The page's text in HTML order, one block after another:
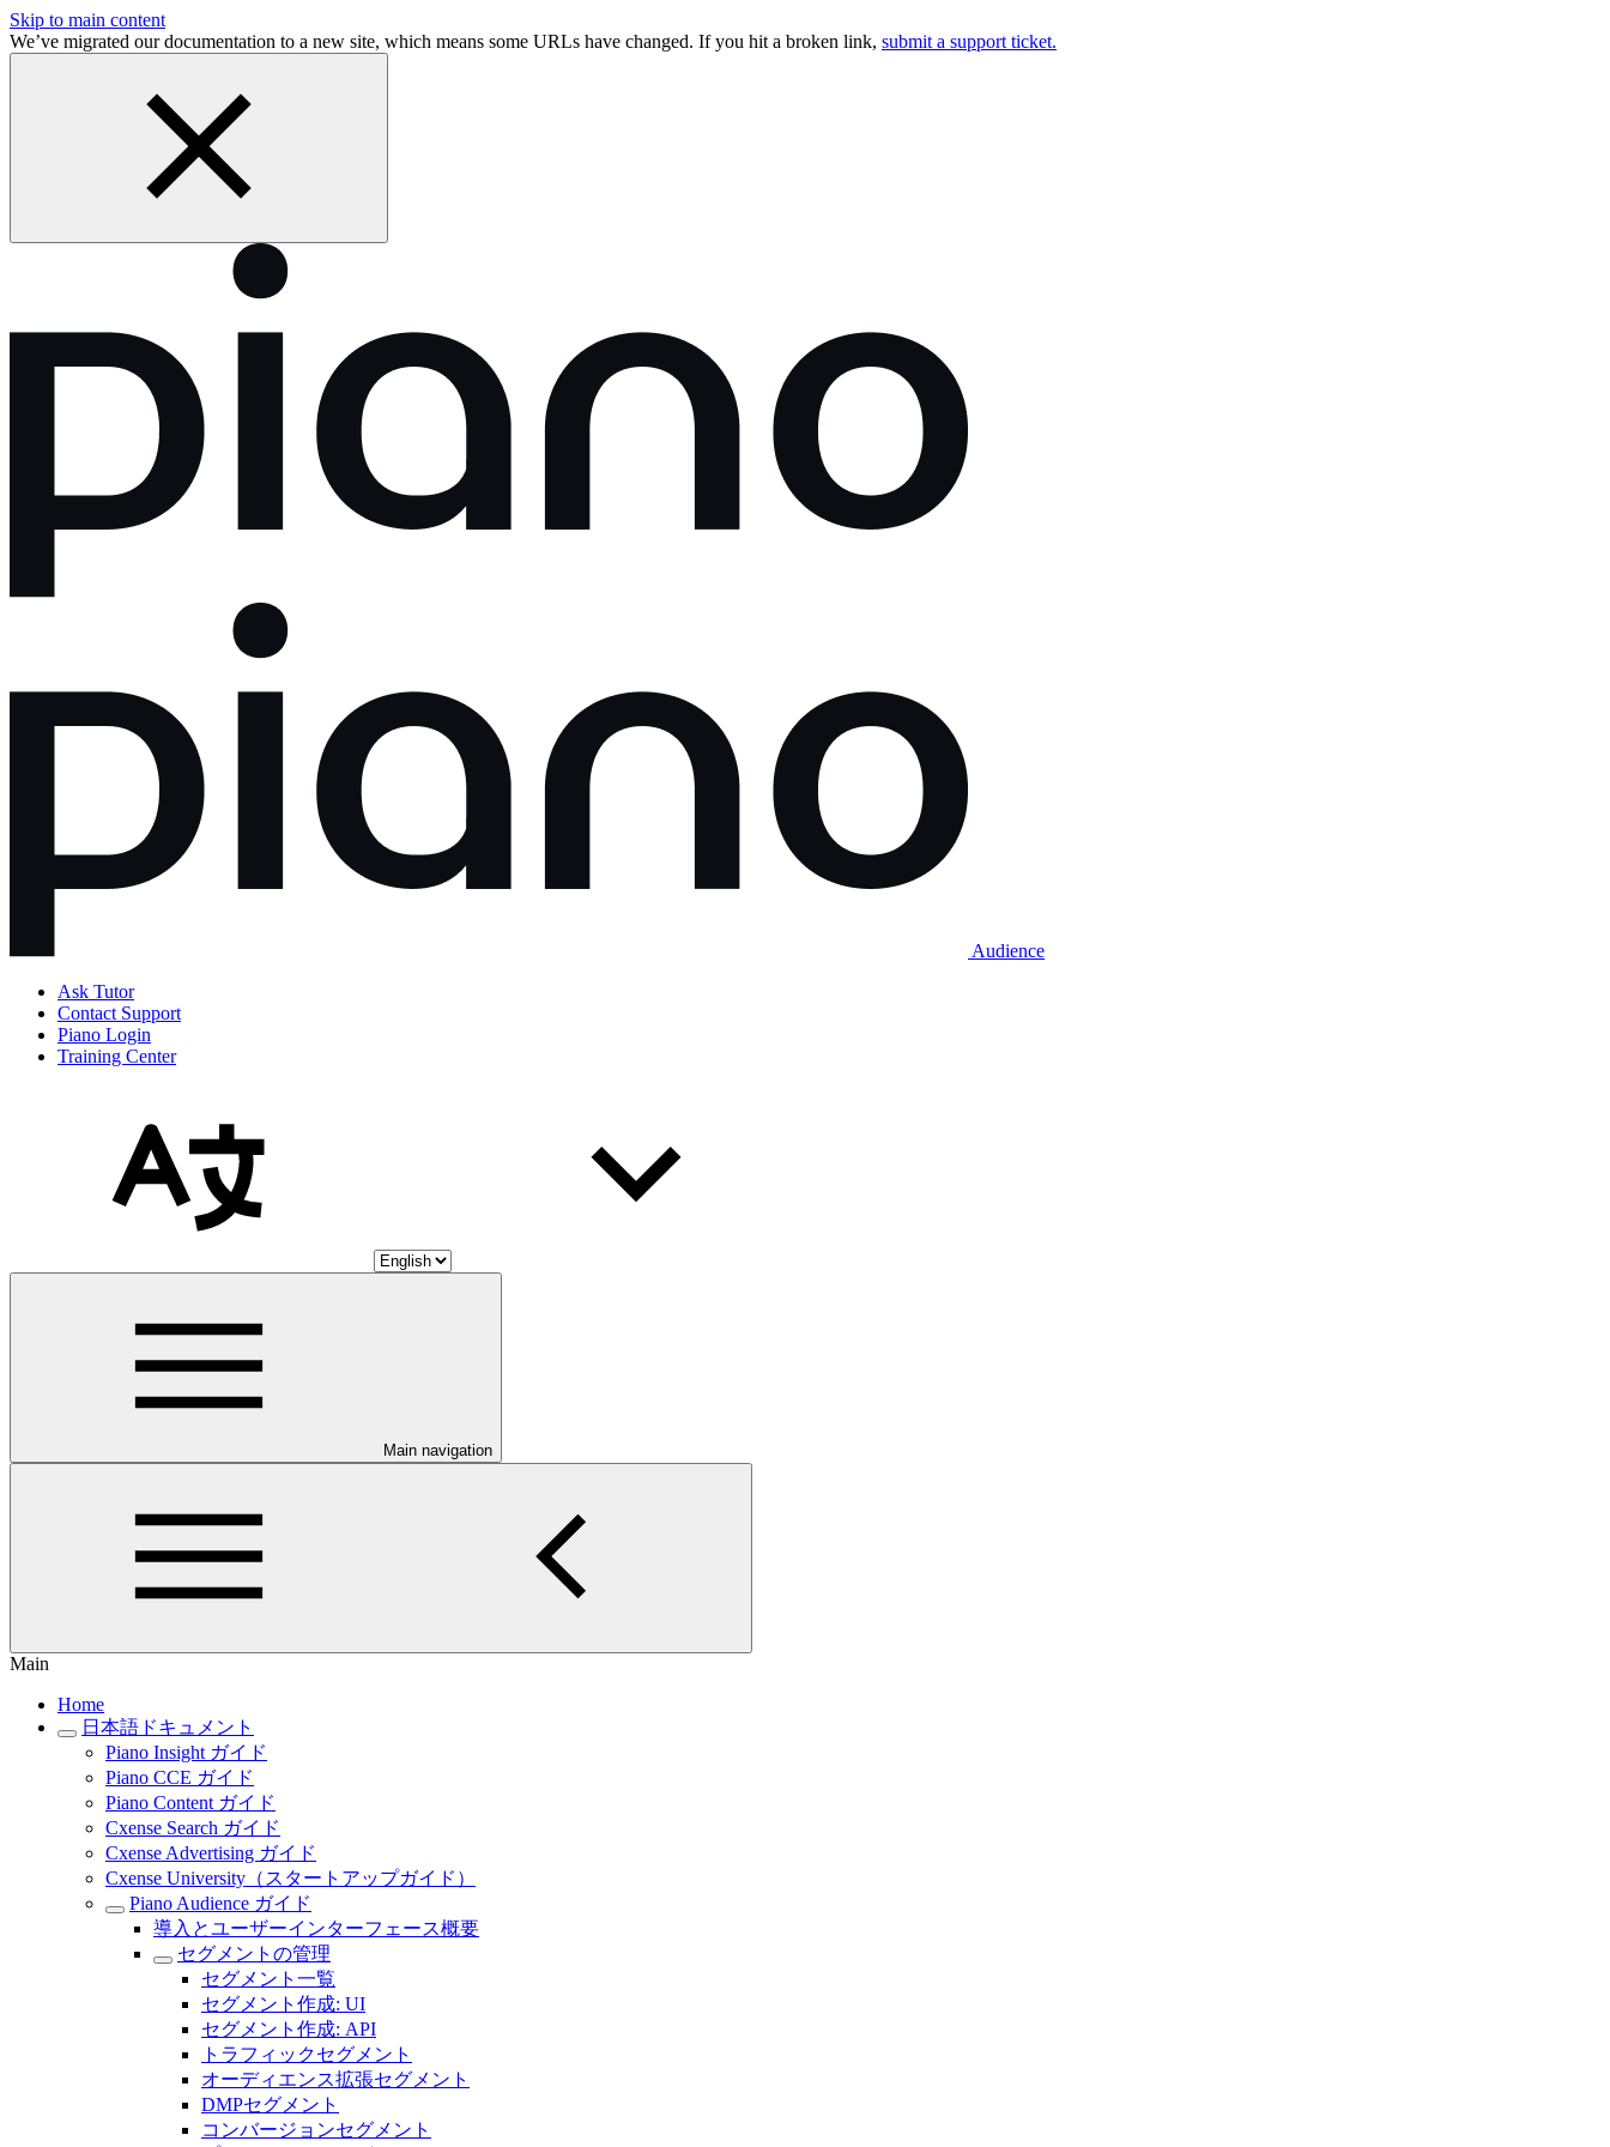
Skip to main content
We’ve migrated our documentation to a new site, which means some URLs have changed. If you hit a broken link, submit a support ticket.
Audience
Ask Tutor
Contact Support
Piano Login
Training Center
Main navigation
Main
Home
日本語ドキュメント
Piano Insight ガイド
Piano CCE ガイド
Piano Content ガイド
Cxense Search ガイド
Cxense Advertising ガイド
Cxense University（スタートアップガイド）
Piano Audience ガイド
導入とユーザーインターフェース概要
セグメントの管理
セグメント一覧
セグメント作成: UI
セグメント作成: API
トラフィックセグメント
オーディエンス拡張セグメント
DMPセグメント
コンバージョンセグメント